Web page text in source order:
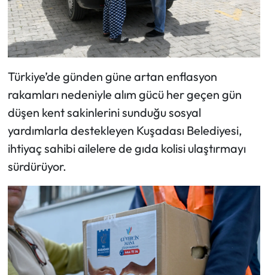
Türkiye’de günden güne artan enflasyon
rakamları nedeniyle alım gücü her geçen gün
düşen kent sakinlerini sunduğu sosyal
yardımlarla destekleyen Kuşadası Belediyesi,
ihtiyaç sahibi ailelere de gıda kolisi ulaştırmayı
sürdürüyor.